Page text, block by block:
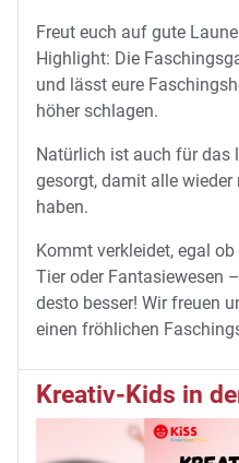
Freut euch auf gute
Highlight: Die
und lässt eure
höher schlagen.
Natürlich ist auch für das
gesorgt, damit alle wieder
haben.
Kommt verkleidet, egal
Tier oder Fantasiewesen
desto besser! Wir freuen
einen fröhlichen
Kreativ-Kids in